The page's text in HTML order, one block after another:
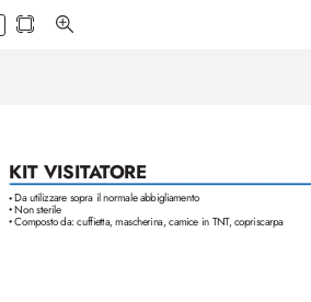
• Da utilizzare sopra il normale abbigliamento
• Non sterile
• Composto da: cuffietta, mascherina, camice in TNT, copriscarpa
KIT VISITATORE